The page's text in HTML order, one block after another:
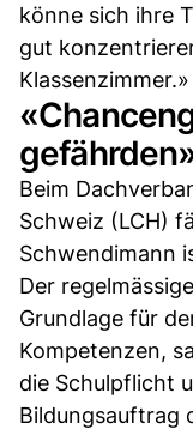
könne sich ihre
gut
Klassenzimmer.»
Beim
Schweiz (LCH)
Schwendimann
Der
Grundlage für
Kompetenzen,
die Schulpflicht
Bildungsauftrag